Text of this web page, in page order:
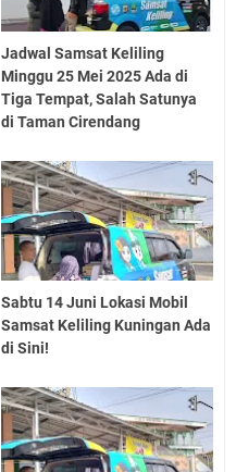
Jadwal Samsat Keliling
Minggu 25 Mei 2025 Ada di
Tiga Tempat, Salah Satunya
di Taman Cirendang
Sabtu 14 Juni Lokasi Mobil
Samsat Keliling Kuningan Ada
di Sini!